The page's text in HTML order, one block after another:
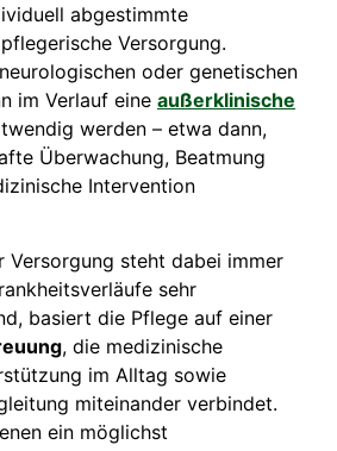
abgestimmte
Versorgung.
oder genetischen
im Verlauf eine außerklinische
werden – etwa dann,
Überwachung, Beatmung
Intervention
Versorgung steht dabei immer
sehr
basiert die Pflege auf einer
, die medizinische
im Alltag sowie
miteinander verbindet.
ein möglichst